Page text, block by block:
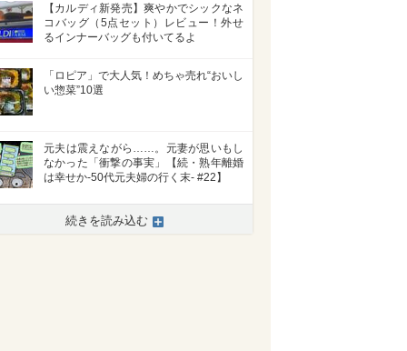
【カルディ新発売】爽やかでシックなネ
コバッグ（5点セット）レビュー！外せ
るインナーバッグも付いてるよ
「ロピア」で大人気！めちゃ売れ“おいし
い惣菜”10選
元夫は震えながら……。元妻が思いもし
なかった「衝撃の事実」【続・熟年離婚
は幸せか-50代元夫婦の行く末- #22】
続きを読み込む